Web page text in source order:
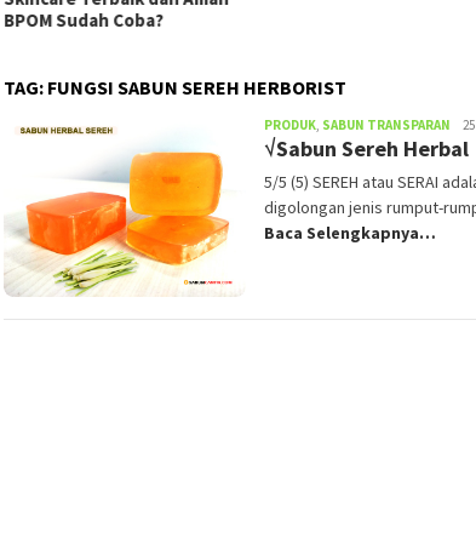
BPOM Sudah Coba?
TAG: FUNGSI SABUN SEREH HERBORIST
PRODUK, SABUN TRANSPARAN
√Sabun Sereh Herbal
5/5 (5) SEREH atau SERAI
digolongan jenis rumput-
Baca Selengkapnya…